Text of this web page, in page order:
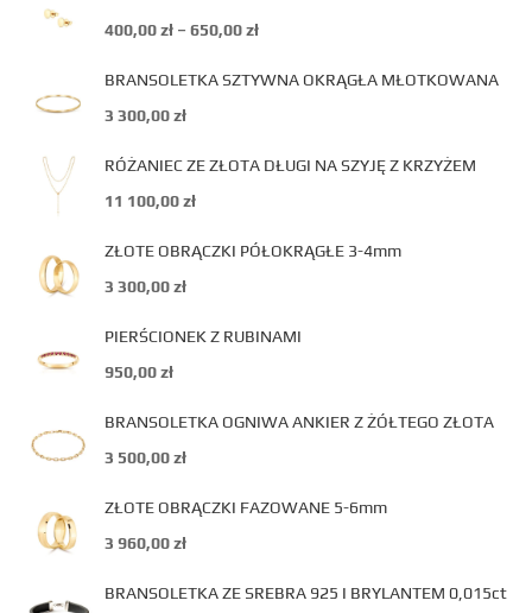
400,00zł – 650,00zł
BRANSOLETKA SZTYWNA OKRĄGŁA MŁOTKOWANA
3 300,00zł
RÓŻANIEC ZE ZŁOTA DŁUGI NA SZYJĘ Z KRZYŻEM
11 100,00zł
ZŁOTE OBRĄCZKI PÓŁOKRĄGŁE 3-4mm
3 300,00zł
PIERŚCIONEK Z RUBINAMI
950,00zł
BRANSOLETKA OGNIWA ANKIER Z ŻÓŁTEGO ZŁOTA
3 500,00zł
ZŁOTE OBRĄCZKI FAZOWANE 5-6mm
3 960,00zł
BRANSOLETKA ZE SREBRA 925 I BRYLANTEM 0,015ct